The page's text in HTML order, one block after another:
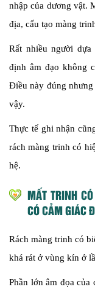
nhập của dương vật.
địa, cấu tạo màng
Rất nhiều người
định âm đạo không
Điều này đúng nhưng
vậy.
Thực tế ghi nhận
rách màng trinh có
hệ.
MẤT TRINH
CÓ CẢM GIÁC
Rách màng trinh có
khá rát ở vùng kín ở
Phần lớn âm đọa